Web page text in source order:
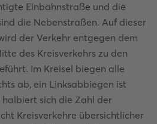
Einbahnstraße und die
die Nebenstraßen. Auf dieser
der Verkehr entgegen dem
des Kreisverkehrs zu den
Im Kreisel biegen alle
ab, ein Linksabbiegen ist
sich die Zahl der
Kreisverkehre übersichtlicher